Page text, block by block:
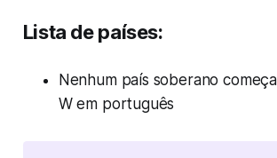
Lista de países:
Nenhum país soberano
W em português